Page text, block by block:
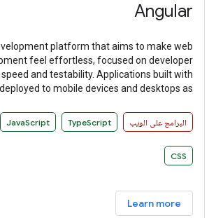
Angular
platform that aims to make web
feel effortless, focused on developer
and testability. Applications built with
to mobile devices and desktops as
البرامج على الويب TypeScript
JavaScript
CSS
Learn more